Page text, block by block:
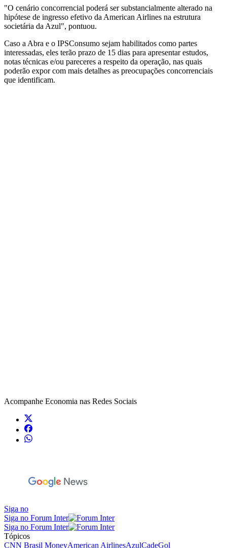
"O cenário concorrencial poderá ser substancialmente alterado na
hipótese de ingresso efetivo da American Airlines na estrutura
societária da Azul", pontuou.
Caso a Abra e o IPSConsumo sejam habilitados como partes
interessadas, eles terão prazo de 15 dias para apresentar estudos,
notas técnicas e/ou pareceres a respeito da operação, nas quais
poderão expor com mais detalhes as preocupações concorrenciais
que identificam.
Acompanhe Economia nas Redes Sociais
Siga no
Siga no Forum Inter
Siga no Forum Inter
Tópicos
CNN Brasil MoneyAmerican AirlinesAzulCadeGol